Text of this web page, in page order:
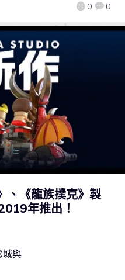
0 0
、《龍族撲克》製
年推出！
城與